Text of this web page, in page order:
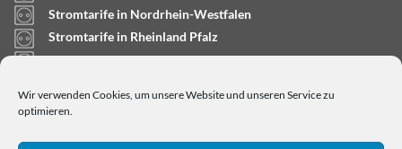
Wir verwenden Cookies, um unsere Website und unseren Service zu
optimieren.
Stromtarife in Nordrhein-Westfalen
Stromtarife in Rheinland Pfalz
Stromtarife in Saarland
Stromtarife in Schleswig-Holstein